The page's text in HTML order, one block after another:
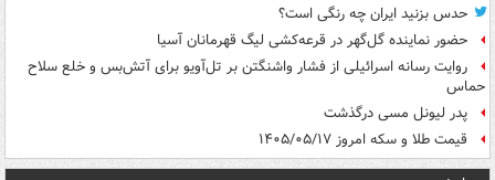
حدس بزنید ایران چه رنگی است؟
حضور نماینده گل‌گهر در قرعه‌کشی لیگ قهرمانان آسیا
روایت رسانه اسرائیلی از فشار واشنگتن بر تل‌آویو برای آتش‌بس و خلع سلاح
حماس
پدر لیونل مسی درگذشت
قیمت طلا و سکه امروز ۱۴۰۵/۰۵/۱۷